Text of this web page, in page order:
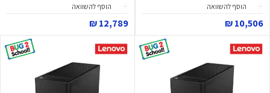
הוסף להשוואה
10,506 ₪
הוסף להשוואה
12,789 ₪